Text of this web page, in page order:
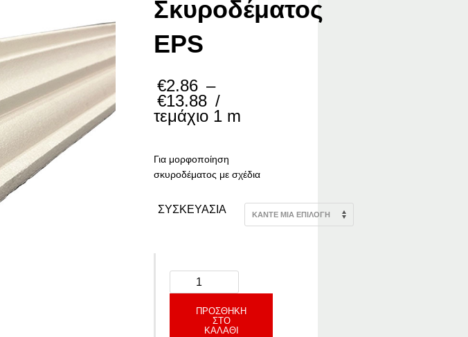
Σκυροδέματος
EPS
€2.86 –
€13.88 Price
range:
€13.88
/
τεμάχιο 1 m
Για μορφοποίηση
σκυροδέματος με σχέδια
ΣΥΣΚΕΥΑΣΙΑ
ΠΡΟΣΘΉΚΗ
ΣΤΟ
ΚΑΛΆΘΙ